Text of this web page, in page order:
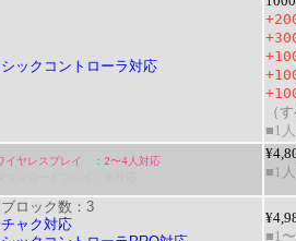
ックコントローラ対応
（
■1
イヤレスプレイ ：2〜4人対応
■1
ロック数：3
ャク対応
■1